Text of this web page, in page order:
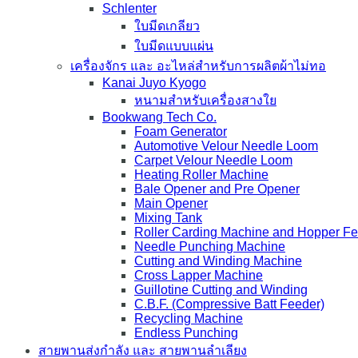
Schlenter
ใบมีดเกลียว
ใบมีดแบบแผ่น
เครื่องจักร และ อะไหล่สำหรับการผลิตผ้าไม่ทอ
Kanai Juyo Kyogo
หนามสำหรับเครื่องสางใย
Bookwang Tech Co.
Foam Generator
Automotive Velour Needle Loom
Carpet Velour Needle Loom
Heating Roller Machine
Bale Opener and Pre Opener
Main Opener
Mixing Tank
Roller Carding Machine and Hopper
Needle Punching Machine
Cutting and Winding Machine
Cross Lapper Machine
Guillotine Cutting and Winding
C.B.F. (Compressive Batt Feeder)
Recycling Machine
Endless Punching
สายพานส่งกำลัง และ สายพานลำเลียง